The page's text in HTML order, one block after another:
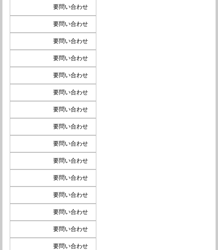
要問い合わせ
要問い合わせ
要問い合わせ
要問い合わせ
要問い合わせ
要問い合わせ
要問い合わせ
要問い合わせ
要問い合わせ
要問い合わせ
要問い合わせ
要問い合わせ
要問い合わせ
要問い合わせ
要問い合わせ